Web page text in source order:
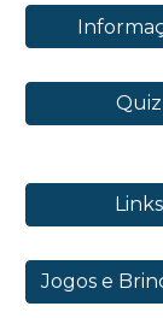
Quiz
Links
Jogos e